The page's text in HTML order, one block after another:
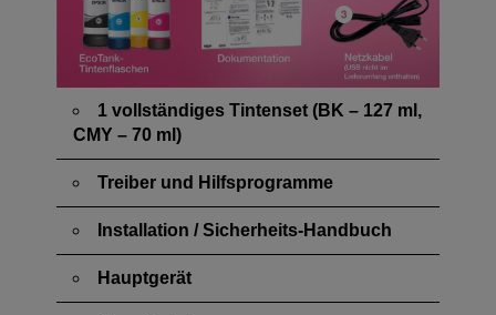
1 vollständiges Tintenset (BK – 127 ml,
CMY – 70 ml)
Treiber und Hilfsprogramme
Installation / Sicherheits-Handbuch
Hauptgerät